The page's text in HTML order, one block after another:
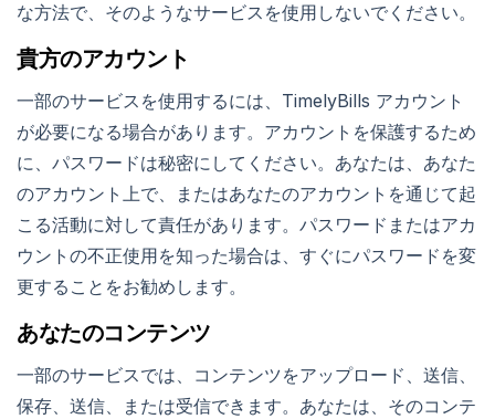
な方法で、そのようなサービスを使用しないでください。
貴方のアカウント
一部のサービスを使用するには、TimelyBills アカウント
が必要になる場合があります。アカウントを保護するため
に、パスワードは秘密にしてください。あなたは、あなた
のアカウント上で、またはあなたのアカウントを通じて起
こる活動に対して責任があります。パスワードまたはアカ
ウントの不正使用を知った場合は、すぐにパスワードを変
更することをお勧めします。
あなたのコンテンツ
一部のサービスでは、コンテンツをアップロード、送信、
保存、送信、または受信できます。あなたは、そのコンテ